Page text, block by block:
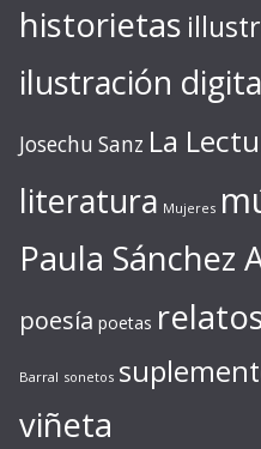
historietas
ilustración
Josechu Sanz La
literatura Mujeres
Paula Sánchez
poesía poetas
Barral sonetos
viñeta